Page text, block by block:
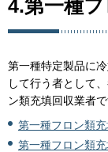
4.第一種
第一種特定製品に
して行う者として
ン類充填回収業者で
第一種フロン類
第一種フロン類